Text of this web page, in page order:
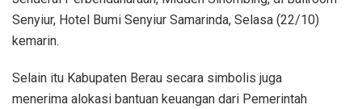
Senyiur, Hotel Bumi Senyiur Samarinda, Selasa (22/10)
kemarin.
Selain itu Kabupaten Berau secara simbolis juga
menerima alokasi bantuan keuangan dari Pemerintah